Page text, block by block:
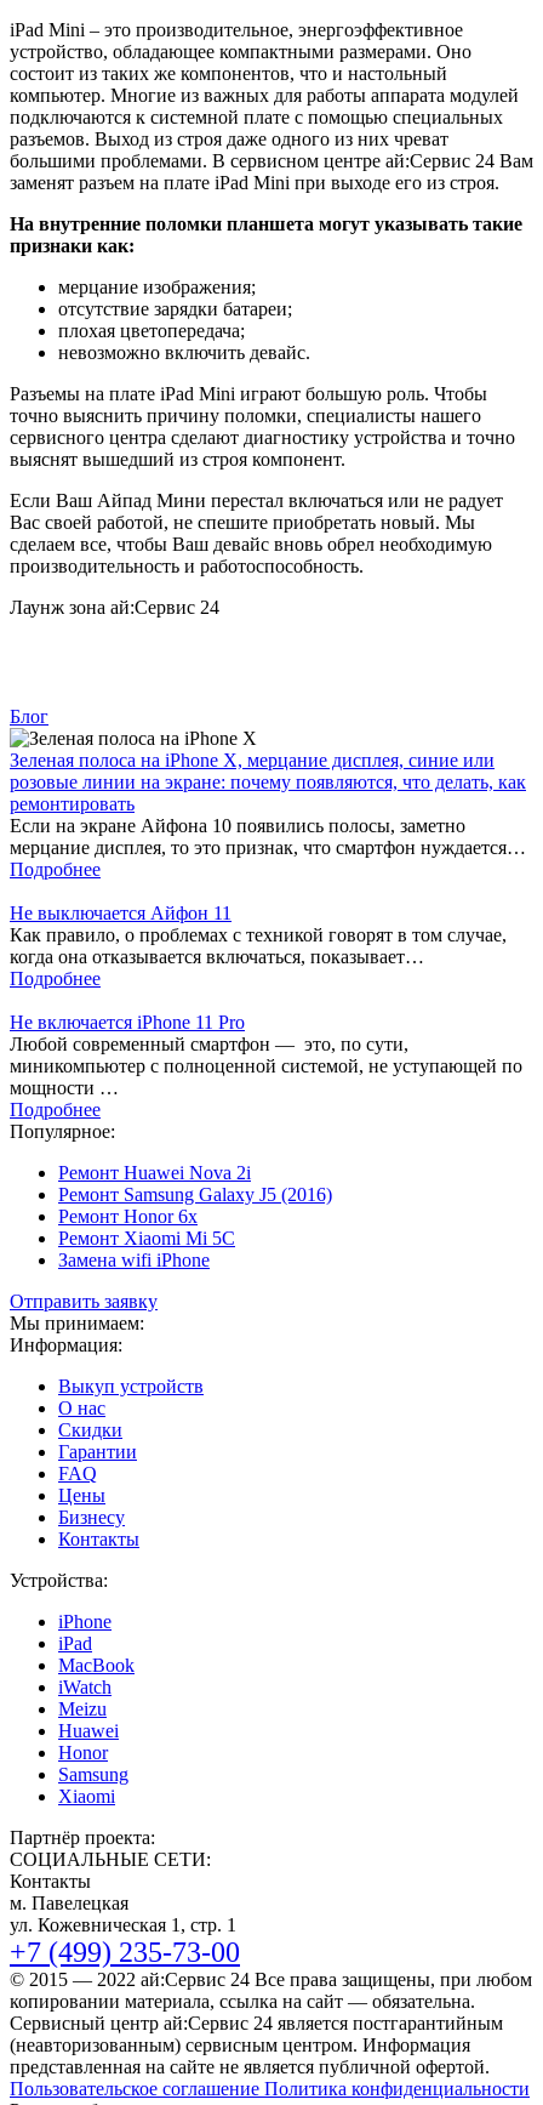
iPad Mini – это производительное, энергоэффективное
устройство, обладающее компактными размерами. Оно
состоит из таких же компонентов, что и настольный
компьютер. Многие из важных для работы аппарата модулей
подключаются к системной плате с помощью специальных
разъемов. Выход из строя даже одного из них чреват
большими проблемами. В сервисном центре ай:Сервис 24 Вам
заменят разъем на плате iPad Mini при выходе его из строя.
На внутренние поломки планшета могут указывать такие
признаки как:
мерцание изображения;
отсутствие зарядки батареи;
плохая цветопередача;
невозможно включить девайс.
Разъемы на плате iPad Mini играют большую роль. Чтобы
точно выяснить причину поломки, специалисты нашего
сервисного центра сделают диагностику устройства и точно
выяснят вышедший из строя компонент.
Если Ваш Айпад Мини перестал включаться или не радует
Вас своей работой, не спешите приобретать новый. Мы
сделаем все, чтобы Ваш девайс вновь обрел необходимую
производительность и работоспособность.
Лаунж зона ай:Сервис 24
Блог
Зеленая полоса на iPhone X, мерцание дисплея, синие или
розовые линии на экране: почему появляются, что делать, как
ремонтировать
Если на экране Айфона 10 появились полосы, заметно
мерцание дисплея, то это признак, что смартфон нуждается…
Подробнее
Не выключается Айфон 11
Как правило, о проблемах с техникой говорят в том случае,
когда она отказывается включаться, показывает…
Подробнее
Не включается iPhone 11 Pro
Любой современный смартфон — это, по сути,
миникомпьютер с полноценной системой, не уступающей по
мощности …
Подробнее
Популярное:
Ремонт Huawei Nova 2i
Ремонт Samsung Galaxy J5 (2016)
Ремонт Honor 6x
Ремонт Xiaomi Mi 5C
Замена wifi iPhone
Отправить заявку
Мы принимаем:
Информация:
Выкуп устройств
О нас
Скидки
Гарантии
FAQ
Цены
Бизнесу
Контакты
Устройства:
iPhone
iPad
MacBook
iWatch
Meizu
Huawei
Honor
Samsung
Xiaomi
Партнёр проекта:
СОЦИАЛЬНЫЕ СЕТИ:
Контакты
м. Павелецкая
ул. Кожевническая 1, стр. 1
+7 (499) 235-73-00
© 2015 — 2022 ай:Сервис 24 Все права защищены, при любом
копировании материала, ссылка на сайт — обязательна.
Сервисный центр ай:Сервис 24 является постгарантийным
(неавторизованным) сервисным центром. Информация
представленная на сайте не является публичной офертой.
Пользовательское соглашение Политика конфиденциальности